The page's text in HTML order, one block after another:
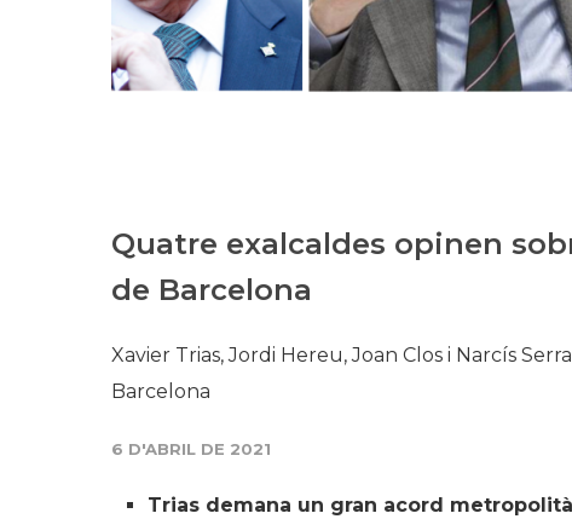
Quatre exalcaldes opinen
de Barcelona
Xavier Trias, Jordi Hereu, Joan Clos i Narcís
Barcelona
6 D'ABRIL DE 2021
Trias demana un gran acord